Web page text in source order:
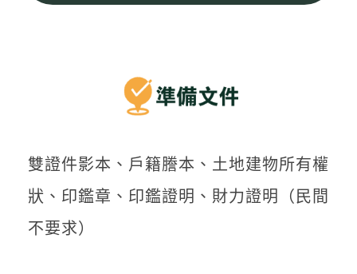
雙證件影本、戶籍謄本、土地建物所有權
狀、印鑑章、印鑑證明、財力證明（民間
不要求）